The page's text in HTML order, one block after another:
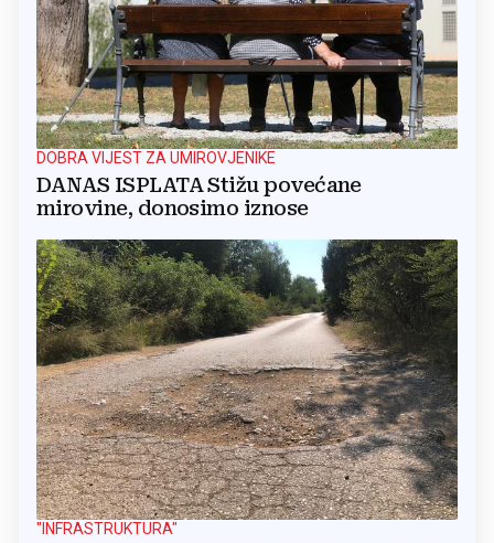
DOBRA VIJEST ZA UMIROVJENIKE
DANAS ISPLATA Stižu povećane
mirovine, donosimo iznose
"INFRASTRUKTURA"